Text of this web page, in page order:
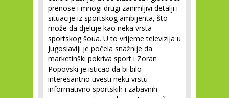
prenose i mnogi drugi zanimljivi detalji i
situacije iz sportskog ambijenta, što
može da djeluje kao neka vrsta
sportskog šoua. U to vrijeme televizija u
Jugoslaviji je počela snažnije da
marketinški pokriva sport i Zoran
Popovski je isticao da bi bilo
interesantno uvesti neku vrstu
informativno sportskih i zabavnih